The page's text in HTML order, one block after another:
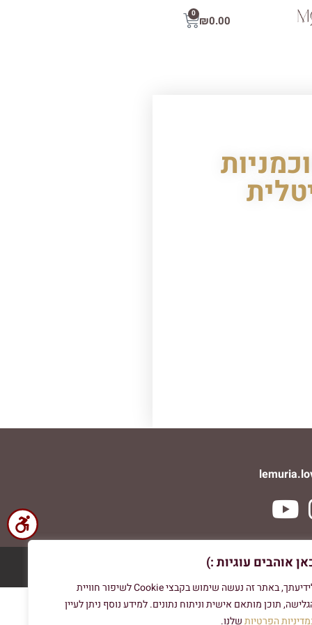
אוהבים עוגיות :)
לידיעתך, באתר זה נעשה שימוש בקבצי Cookie לשיפור חוויית
תוכן מותאם אישית וניתוח נתונים. למידע נוסף ניתן לעיין
הפרטיותשלנו.
₪0.00
0